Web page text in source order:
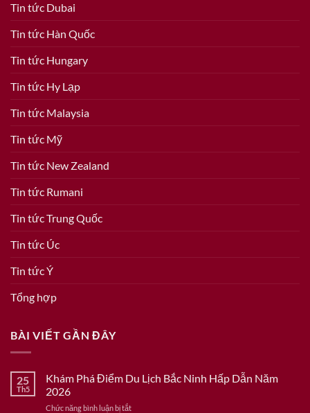
Tin tức Dubai
Tin tức Hàn Quốc
Tin tức Hungary
Tin tức Hy Lạp
Tin tức Malaysia
Tin tức Mỹ
Tin tức New Zealand
Tin tức Rumani
Tin tức Trung Quốc
Tin tức Úc
Tin tức Ý
Tổng hợp
BÀI VIẾT GẦN ĐÂY
25
Th5
Khám Phá Điểm Du Lịch Bắc Ninh Hấp Dẫn Năm
2026
Chức năng bình luận bị tắtở